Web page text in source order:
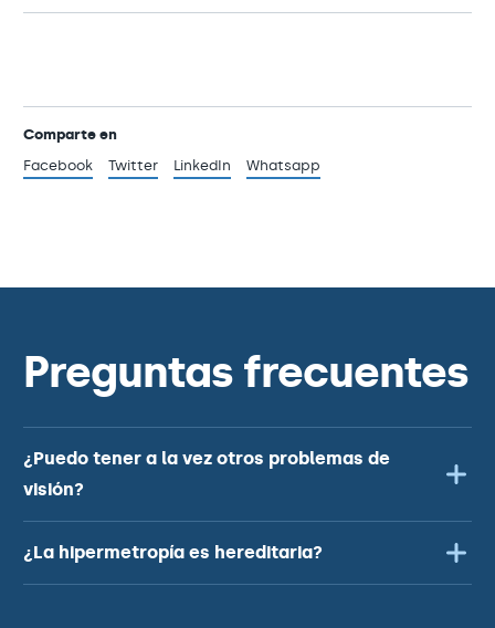
Comparte en
Facebook
Twitter LinkedIn Whatsapp
Preguntas frecuentes
¿Puedo tener a la vez otros problemas de
visión?
¿La hipermetropía es hereditaria?